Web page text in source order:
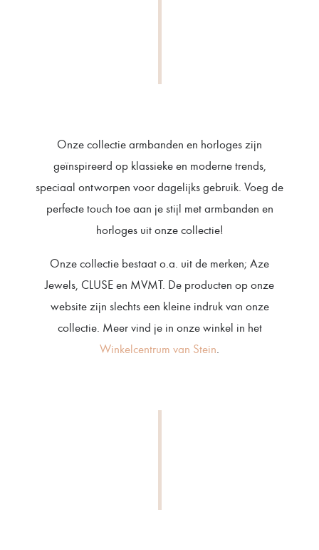
Onze collectie armbanden en horloges zijn
geïnspireerd op klassieke en moderne trends,
speciaal ontworpen voor dagelijks gebruik. Voeg de
perfecte touch toe aan je stijl met armbanden en
horloges uit onze collectie!
Onze collectie bestaat o.a. uit de merken; Aze
Jewels, CLUSE en MVMT. De producten op onze
website zijn slechts een kleine indruk van onze
collectie. Meer vind je in onze winkel in het
Winkelcentrum van Stein.